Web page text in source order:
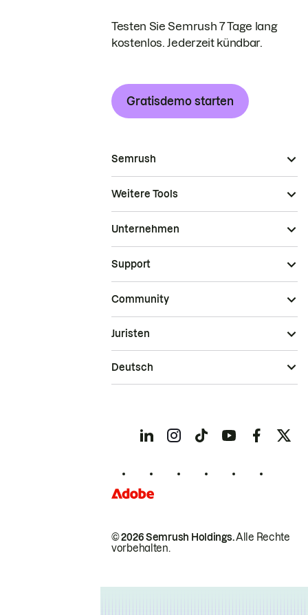
Testen Sie Semrush 7 Tage lang
kostenlos. Jederzeit kündbar.
Gratisdemo starten
Semrush
Weitere Tools
Unternehmen
Support
Community
© 2026 Semrush Holdings.Alle Rechte
vorbehalten.
Juristen
Deutsch